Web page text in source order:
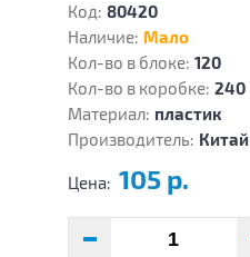
Код: 80420
Наличие: Мало
Кол-во в блоке: 120
Кол-во в коробке: 240
Материал: пластик
Производитель: Китай
Цена: 105 р.